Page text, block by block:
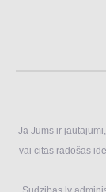
Ja Jums ir
vai citas radošas